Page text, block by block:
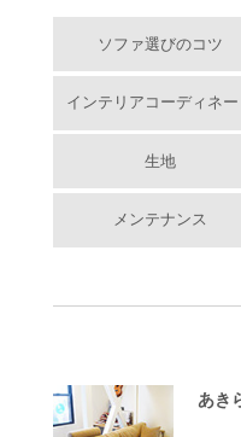
ソファ選びのコツ
インテリアコーディネー
生地
メンテナンス
あき